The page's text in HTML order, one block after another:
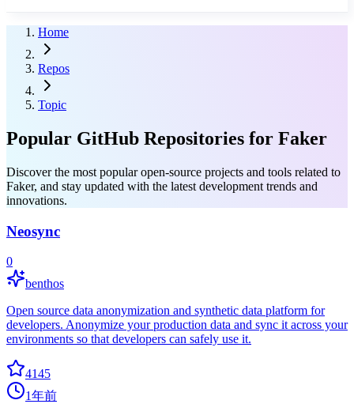
Home
Repos
Topic
Popular GitHub Repositories for Faker
Discover the most popular open-source projects and tools related to
Faker, and stay updated with the latest development trends and
innovations.
Neosync
0
benthos
Open source data anonymization and synthetic data platform for
developers. Anonymize your production data and sync it across your
environments so that developers can safely use it.
4145
1年前